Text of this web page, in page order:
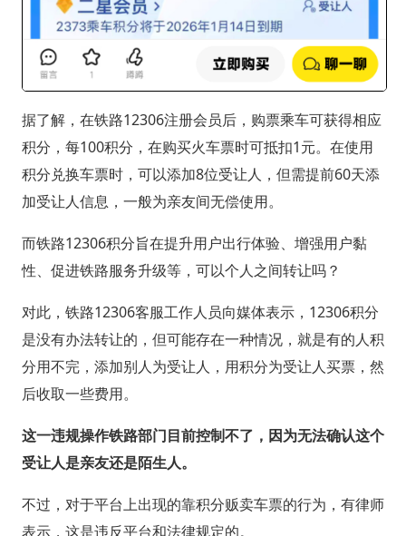
据了解，在铁路12306注册会员后，购票乘车可获得相应
积分，每100积分，在购买火车票时可抵扣1元。在使用
积分兑换车票时，可以添加8位受让人，但需提前60天添
加受让人信息，一般为亲友间无偿使用。
而铁路12306积分旨在提升用户出行体验、增强用户黏
性、促进铁路服务升级等，可以个人之间转让吗？
对此，铁路12306客服工作人员向媒体表示，12306积分
是没有办法转让的，但可能存在一种情况，就是有的人积
分用不完，添加别人为受让人，用积分为受让人买票，然
后收取一些费用。
这一违规操作铁路部门目前控制不了，因为无法确认这个
受让人是亲友还是陌生人。
不过，对于平台上出现的靠积分贩卖车票的行为，有律师
表示，这是违反平台和法律规定的。